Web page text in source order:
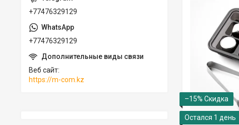
–15%
Остался 1 день
+77476329129
+77476329129
Веб сайт
https://m-com.kz